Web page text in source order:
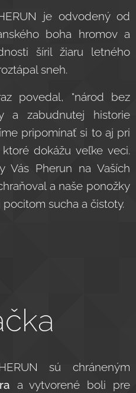
je odvodený od
boha hromov a
šíril žiaru letného
sneh.
povedal, "národ bez
a zabudnutej historie
pripomínať si to aj pri
dokážu veľke veci.
Vás Pherun na Vaších
a naše ponožky
sucha a čistoty.
sú chráneným
a vytvorené boli pre